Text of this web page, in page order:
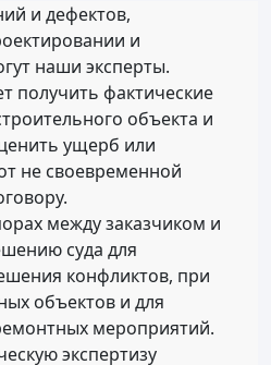
и дефектов,
и
наши эксперты.
получить фактические
объекта и
ущерб или
не своевременной
между заказчиком и
суда для
конфликтов, при
объектов и для
мероприятий.
экспертизу